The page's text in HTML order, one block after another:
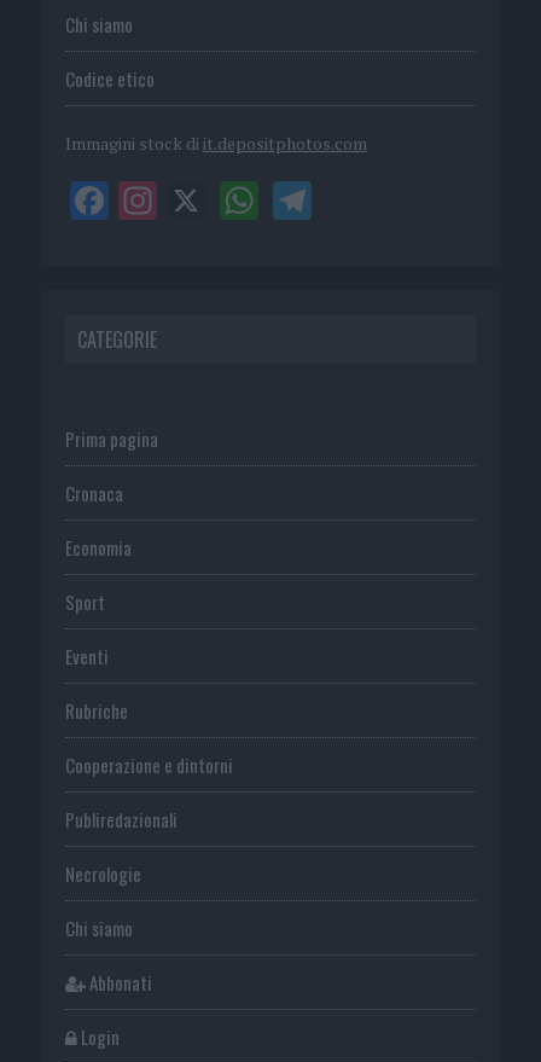
Chi siamo
Codice etico
Immagini stock di it.depositphotos.com
CATEGORIE
Prima pagina
Cronaca
Economia
Sport
Eventi
Rubriche
Cooperazione e dintorni
Publiredazionali
Necrologie
Chi siamo
Abbonati
Login